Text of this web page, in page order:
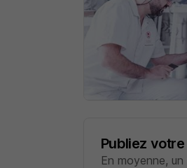
Publiez
En moyenne,